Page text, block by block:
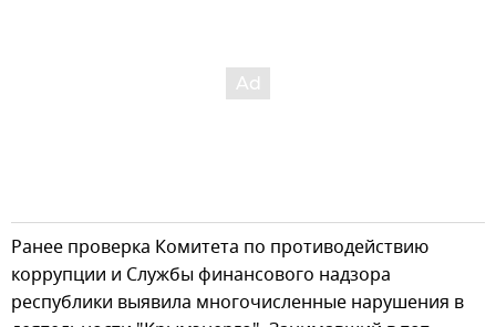
Ранее проверка Комитета по противодействию
коррупции и Службы финансового надзора
республики выявила многочисленные нарушения в